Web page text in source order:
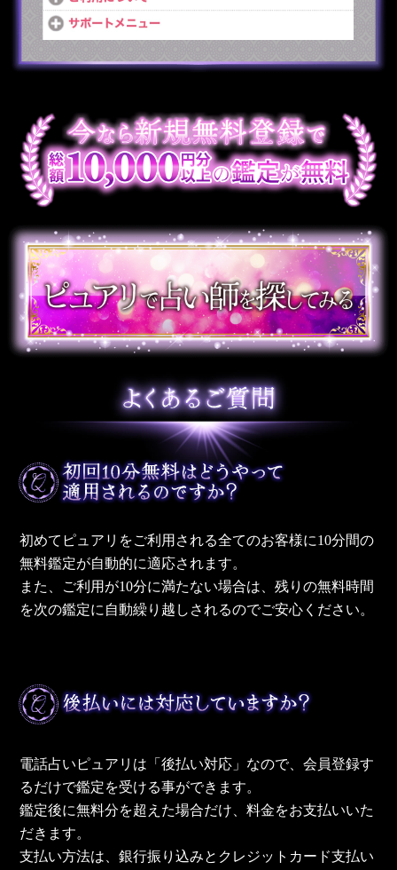
初めてピュアリをご利用される全てのお客様に10分間の
無料鑑定が自動的に適応されます。
また、ご利用が10分に満たない場合は、残りの無料時間
を次の鑑定に自動繰り越しされるのでご安心ください。
電話占いピュアリは「後払い対応」なので、会員登録す
るだけで鑑定を受ける事ができます。
鑑定後に無料分を超えた場合だけ、料金をお支払いいた
だきます。
支払い方法は、銀行振り込みとクレジットカード支払い